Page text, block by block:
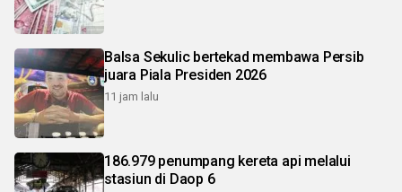
Balsa Sekulic bertekad membawa Persib
juara Piala Presiden 2026
11 jam lalu
186.979 penumpang kereta api melalui
stasiun di Daop 6